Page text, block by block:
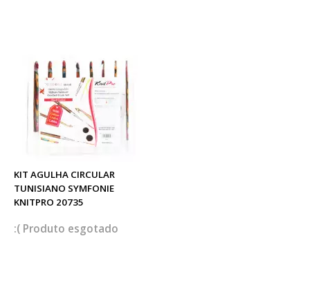
KIT AGULHA CIRCULAR
TUNISIANO SYMFONIE
KNITPRO 20735
esgotado